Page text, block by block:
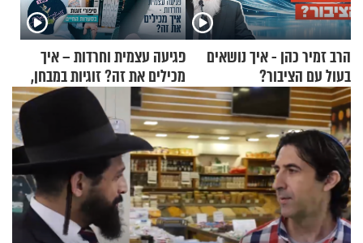
הרב זמיר כהן - איך נושאים
בעול עם הציבור?
פגיעה עצמית וחרדות – איך
מכילים את זה? זוגיות במבחן,
הפעם עם יהודית ואלתר כהן